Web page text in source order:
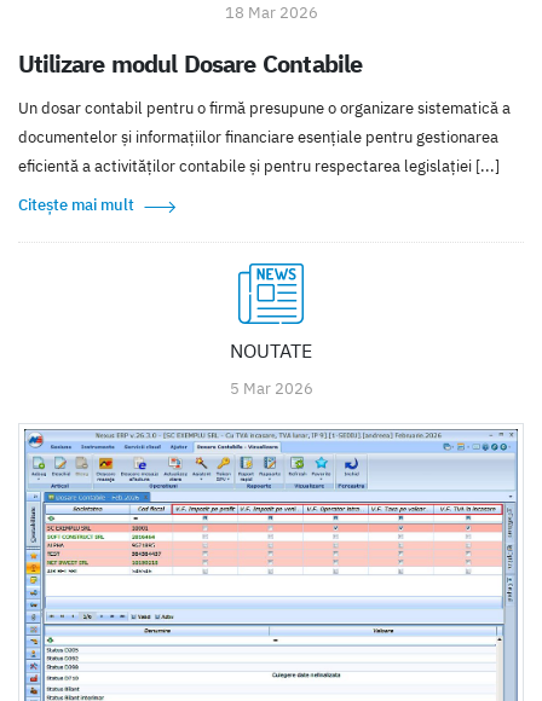
18 Mar 2026
Utilizare modul Dosare Contabile
Un dosar contabil pentru o firmă presupune o organizare sistematică a
documentelor și informațiilor financiare esențiale pentru gestionarea
eficientă a activităților contabile și pentru respectarea legislației [...]
Citește mai mult
NOUTATE
5 Mar 2026